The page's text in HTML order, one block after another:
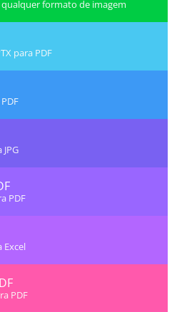
formato de imagem
para PDF
PDF
Excel
PDF